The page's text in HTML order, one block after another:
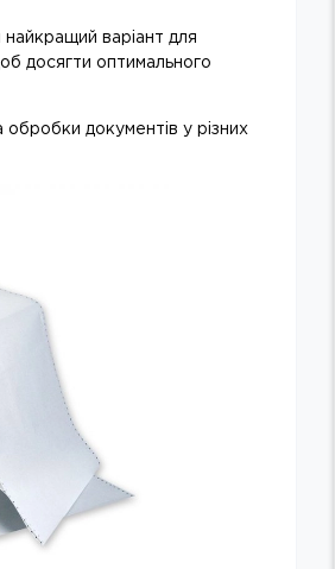
найкращий варіант для
досягти оптимального
обробки документів у різних